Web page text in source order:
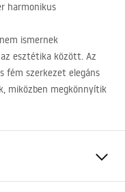
harmonikus
ismernek
esztétika között. Az
fém szerkezet elegáns
miközben megkönnyítik